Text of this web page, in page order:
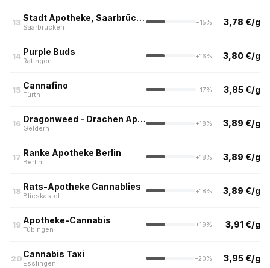
13 Stadt Apotheke, Saarbrücken
Saarbrücken
+15% 3,78 €/g
14 Purple Buds
Ratingen
+16% 3,80 €/g
15 Cannafino
Fürth
+17% 3,85 €/g
16 Dragonweed - Drachen Apotheke Geldern
Geldern
+18% 3,89 €/g
17 Ranke Apotheke Berlin
Berlin
+18% 3,89 €/g
18 Rats-Apotheke Cannablies
Blieskastel
+18% 3,89 €/g
19 Apotheke-Cannabis
Tübingen
+19% 3,91 €/g
20Cannabis Taxi
Esslingen
+20% 3,95 €/g